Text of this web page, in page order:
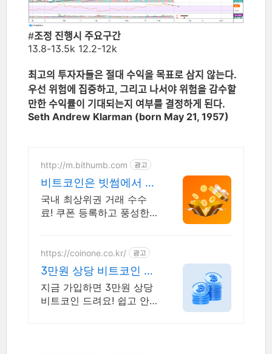
#조정 진행시 주요구간
13.8-13.5k 12.2-12k
최고의 투자자들은 절대 수익을 목표로 삼지 않는다.
우선 위험에 집중하고, 그리고 나서야 위험을 감수할
만한 수익률이 기대되는지 여부를 결정하게 된다.
Seth Andrew Klarman (born May 21, 1957)
http://m.bithumb.com 광고
비트코인은 빗썸에서 신
규 가입 시 5만원 혜택
국내 최상위권 거래 수수
료! 쿠폰 등록하고 풍성한
https://coinone.co.kr/ 광고
3만원 상당 비트코인 지
급! 12년 무사고 거래소
지금 가입하면 3만원 상당
비트코인 드려요! 쉽고 안